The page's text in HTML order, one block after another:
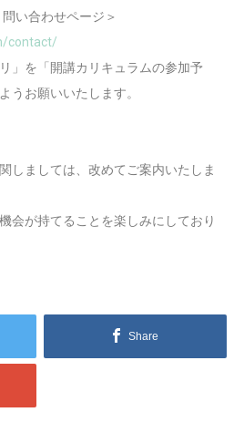
い合わせページ＞
contact/
」を「開講カリキュラムの参加予
うお願いいたします。
しましては、改めてご案内いたしま
会が持てることを楽しみにしており
Share